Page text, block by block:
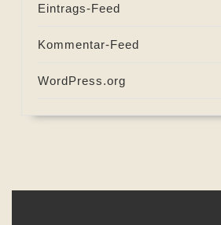
Eintrags-Feed
Kommentar-Feed
WordPress.org